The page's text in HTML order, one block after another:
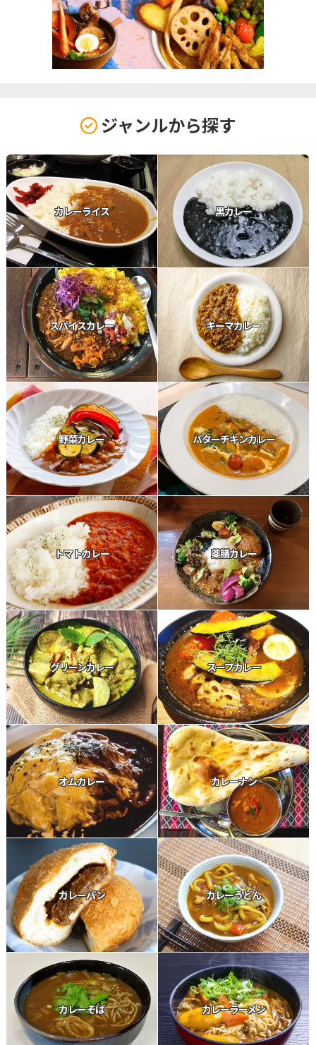
ジャンルから探す
カレーライス 黒カレー
スパイスカレー キーマカレー
野菜カレー バターチキンカレー
トマトカレー 薬膳カレー
グリーンカレー スープカレー
オムカレー カレーナン
カレーパン カレーうどん
カレーそば カレーラーメン